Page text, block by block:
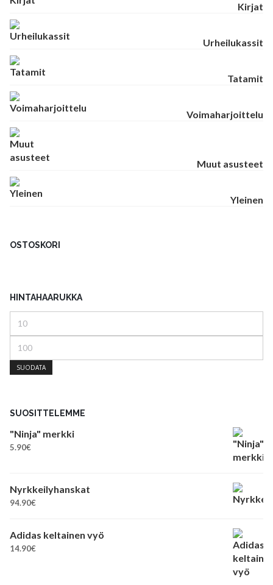
Kirjat
Urheilukassit
Tatamit
Voimaharjoittelu
Muut asusteet
Yleinen
OSTOSKORI
HINTAHAARUKKA
SUODATA
SUOSITTELEMME
"Ninja" merkki
5.90€
Nyrkkeilyhanskat
94.90€
Adidas keltainen vyö
14.90€